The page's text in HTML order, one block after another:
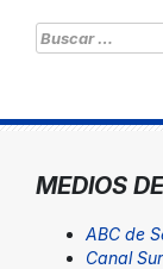
Buscar:
MEDIOS
ABC de
Canal Sur